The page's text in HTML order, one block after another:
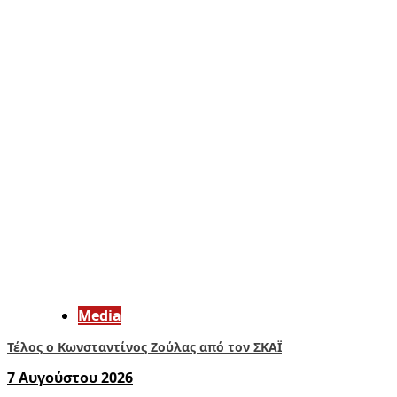
Media
Τέλος ο Κωνσταντίνος Ζούλας από τον ΣΚΑΪ
7 Αυγούστου 2026